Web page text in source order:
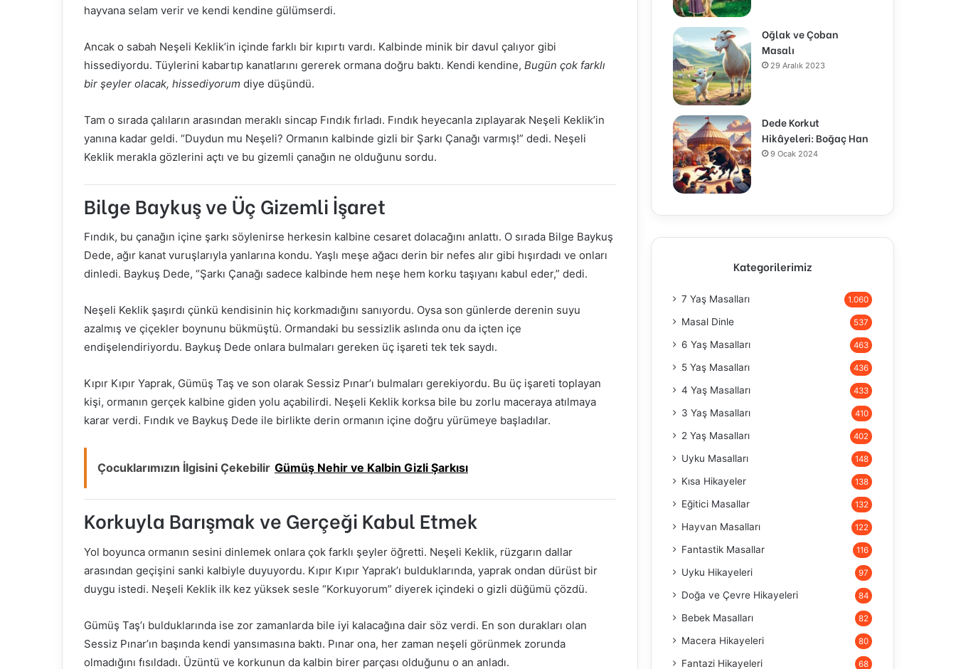
hayvana selam verir ve kendi kendine gülümserdi.
Ancak o sabah Neşeli Keklik’in içinde farklı bir kıpırtı vardı. Kalbinde minik bir davul çalıyor gibi
hissediyordu. Tüylerini kabartıp kanatlarını gererek ormana doğru baktı. Kendi kendine, Bugün çok farklı
bir şeyler olacak, hissediyorum diye düşündü.
Tam o sırada çalıların arasından meraklı sincap Fındık fırladı. Fındık heyecanla zıplayarak Neşeli Keklik’in
yanına kadar geldi. “Duydun mu Neşeli? Ormanın kalbinde gizli bir Şarkı Çanağı varmış!” dedi. Neşeli
Keklik merakla gözlerini açtı ve bu gizemli çanağın ne olduğunu sordu.
Bilge Baykuş ve Üç Gizemli İşaret
Fındık, bu çanağın içine şarkı söylenirse herkesin kalbine cesaret dolacağını anlattı. O sırada Bilge Baykuş
Dede, ağır kanat vuruşlarıyla yanlarına kondu. Yaşlı meşe ağacı derin bir nefes alır gibi hışırdadı ve onları
dinledi. Baykuş Dede, “Şarkı Çanağı sadece kalbinde hem neşe hem korku taşıyanı kabul eder,” dedi.
Neşeli Keklik şaşırdı çünkü kendisinin hiç korkmadığını sanıyordu. Oysa son günlerde derenin suyu
azalmış ve çiçekler boynunu bükmüştü. Ormandaki bu sessizlik aslında onu da içten içe
endişelendiriyordu. Baykuş Dede onlara bulmaları gereken üç işareti tek tek saydı.
Kıpır Kıpır Yaprak, Gümüş Taş ve son olarak Sessiz Pınar’ı bulmaları gerekiyordu. Bu üç işareti toplayan
kişi, ormanın gerçek kalbine giden yolu açabilirdi. Neşeli Keklik korksa bile bu zorlu maceraya atılmaya
karar verdi. Fındık ve Baykuş Dede ile birlikte derin ormanın içine doğru yürümeye başladılar.
Çocuklarımızın İlgisini Çekebilir Gümüş Nehir ve Kalbin Gizli Şarkısı
Korkuyla Barışmak ve Gerçeği Kabul Etmek
Yol boyunca ormanın sesini dinlemek onlara çok farklı şeyler öğretti. Neşeli Keklik, rüzgarın dallar
arasından geçişini sanki kalbiyle duyuyordu. Kıpır Kıpır Yaprak’ı bulduklarında, yaprak ondan dürüst bir
duygu istedi. Neşeli Keklik ilk kez yüksek sesle “Korkuyorum” diyerek içindeki o gizli düğümü çözdü.
Gümüş Taş’ı bulduklarında ise zor zamanlarda bile iyi kalacağına dair söz verdi. En son durakları olan
Sessiz Pınar’ın başında kendi yansımasına baktı. Pınar ona, her zaman neşeli görünmek zorunda
olmadığını fısıldadı. Üzüntü ve korkunun da kalbin birer parçası olduğunu o an anladı.
Oğlak ve Çoban
Masalı
29 Aralık 2023
Dede Korkut
Hikâyeleri: Boğaç Han
9 Ocak 2024
Kategorilerimiz
7 Yaş Masalları 1.060
Masal Dinle 537
6 Yaş Masalları 463
5 Yaş Masalları 436
4 Yaş Masalları 433
3 Yaş Masalları 410
2 Yaş Masalları 402
Uyku Masalları 148
Kısa Hikayeler 138
Eğitici Masallar 132
Hayvan Masalları 122
Fantastik Masallar 116
Uyku Hikayeleri 97
Doğa ve Çevre Hikayeleri 84
Bebek Masalları 82
Macera Hikayeleri 80
Fantazi Hikayeleri 68